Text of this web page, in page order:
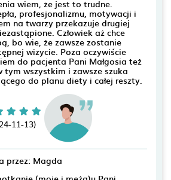
wiem, że jest to trudne.
profesjonalizmu, motywacji i
na twarzy przekazuje drugiej
Człowiek aż chce
bo wie, że zawsze zostanie
wizycie. Poza oczywiście
do pacjenta Pani Małgosia też
tym wszystkim i zawsze szuka
do planu diety i całej reszty.
11-13)
przez: Magda